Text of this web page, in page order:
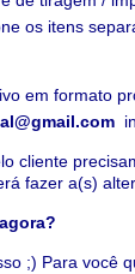
os itens
em formato
cliente
fazer a(s)
;) Para você